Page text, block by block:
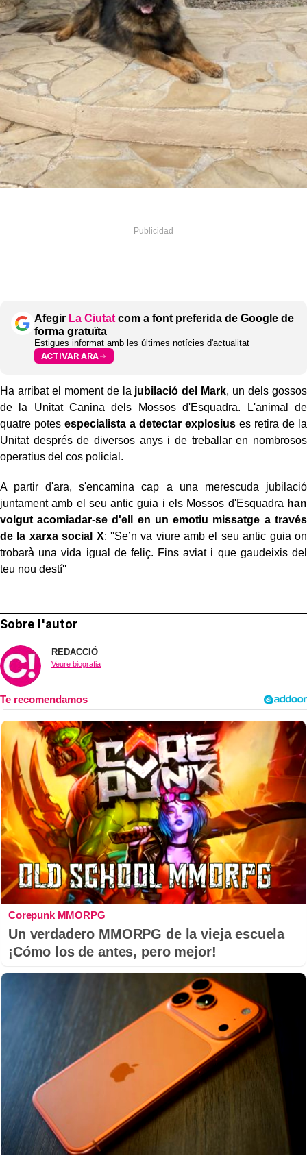
Afegir La Ciutatcom a font preferida de Google de
forma gratuïta
Estigues informat amb les últimes notícies d'actualitat
ACTIVAR ARA
Ha arribat el moment de la jubilació del Mark, un dels gossos
de la Unitat Canina dels Mossos d'Esquadra. L'animal de
quatre potes especialista a detectar explosiuses retira de la
Unitat després de diversos anys i de treballar en nombrosos
operatius del cos policial.
A partir d'ara, s'encamina cap a una merescuda jubilació
juntament amb el seu antic guia i els Mossos d'Esquadra han
volgut acomiadar-se d'ell en un emotiu missatge a través
de la xarxa social X: ''Se’n va viure amb el seu antic guia on
trobarà una vida igual de feliç. Fins aviat i que gaudeixis del
teu nou destí''
Sobre l'autor
REDACCIÓ
Veure biografia
Corepunk MMORPG
Un verdadero MMORPG de la vieja escuela
¡Cómo los de antes, pero mejor!